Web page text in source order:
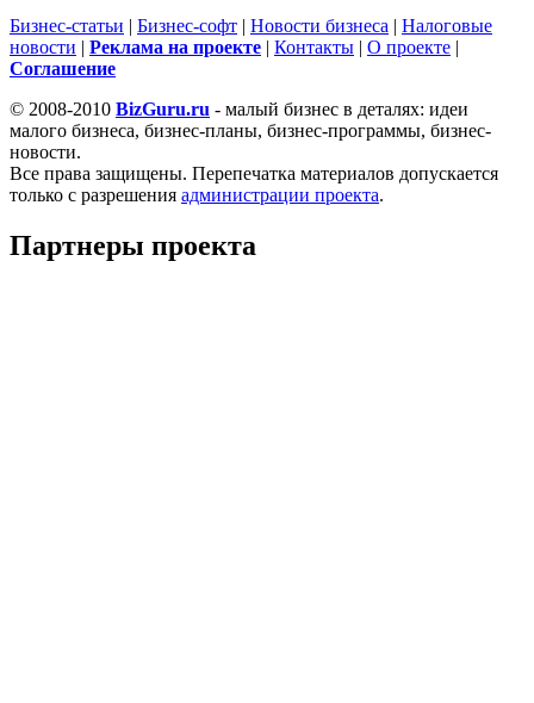
Бизнес-статьи | Бизнес-софт | Новости бизнеса | Налоговые
новости | Реклама на проекте | Контакты | О проекте |
Cоглашение
© 2008-2010 BizGuru.ru - малый бизнес в деталях: идеи
малого бизнеса, бизнес-планы, бизнес-программы, бизнес-
новости.
Все права защищены. Перепечатка материалов допускается
только с разрешения администрации проекта.
Партнеры проекта